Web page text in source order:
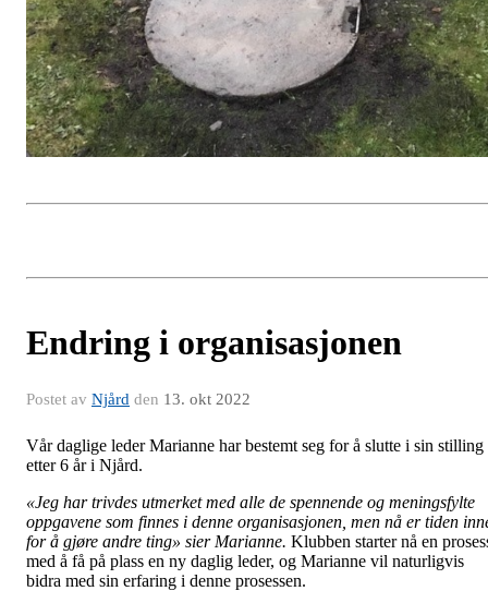
Endring i organisasjonen
Postet av Njård den 13. okt 2022
Vår daglige leder Marianne har bestemt seg for å slutte i sin stilling
etter 6 år i Njård.
«Jeg har trivdes utmerket med alle de spennende og meningsfylte
oppgavene som finnes i denne organisasjonen, men nå er tiden
for å gjøre andre ting» sier Marianne. Klubben starter nå en
med å få på plass en ny daglig leder, og Marianne vil naturligvis
bidra med sin erfaring i denne prosessen.